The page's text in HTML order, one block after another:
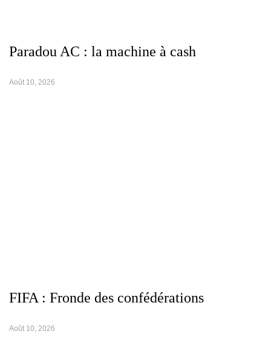
Paradou AC : la machine à cash
Août 10, 2026
FIFA : Fronde des confédérations
Août 10, 2026